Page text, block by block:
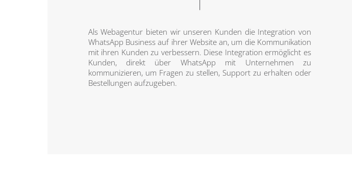
Als Webagentur bieten wir unseren Kunden die Integration von
WhatsApp Business auf ihrer Website an, um die Kommunikation
mit ihren Kunden zu verbessern. Diese Integration ermöglicht es
Kunden, direkt über WhatsApp mit Unternehmen zu
kommunizieren, um Fragen zu stellen, Support zu erhalten oder
Bestellungen aufzugeben.